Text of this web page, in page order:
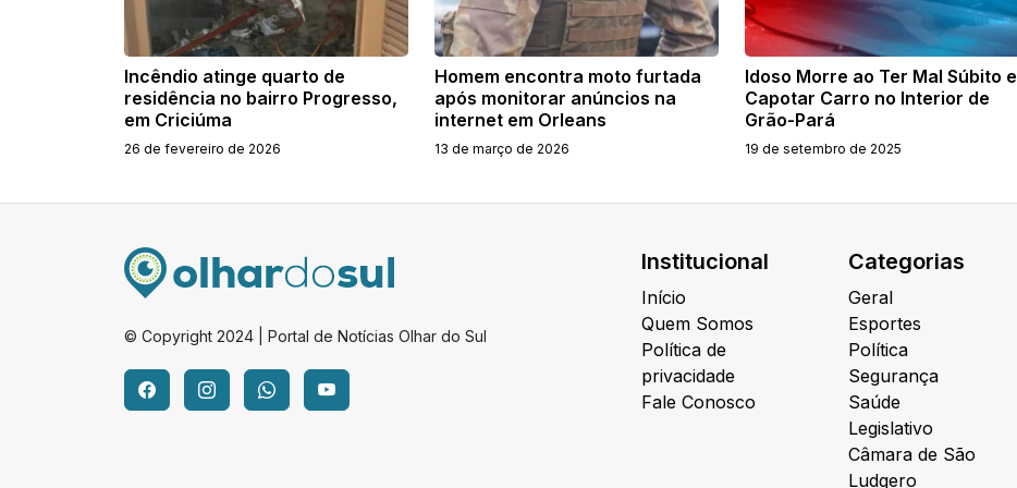
Incêndio atinge quarto de
residência no bairro Progresso,
em Criciúma
26 de fevereiro de 2026
Homem encontra moto furtada
após monitorar anúncios na
internet em Orleans
13 de março de 2026
Idoso Morre ao Ter Mal Súbito e
Capotar Carro no Interior de
Grão-Pará
19 de setembro de 2025
© Copyright 2024 | Portal de Notícias Olhar do Sul
Institucional
Início
Quem Somos
Política de
privacidade
Fale Conosco
Categorias
Geral
Esportes
Política
Segurança
Saúde
Legislativo
Câmara de São
Ludgero